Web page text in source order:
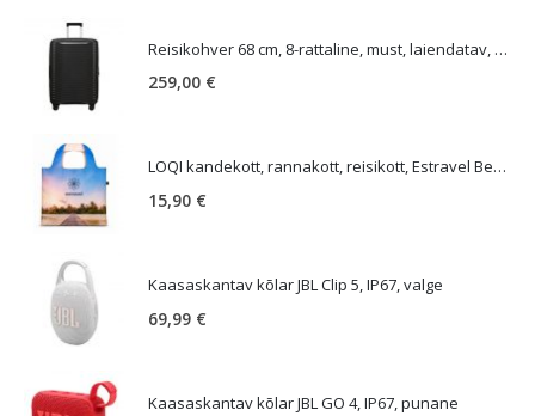
Reisikohver 68 cm, 8-rattaline, must, laiendatav, TSA koodlukk, Samsonite Upscape
259,00 €
LOQI kandekott, rannakott, reisikott, Estravel Beach Bag
15,90 €
Kaasaskantav kõlar JBL Clip 5, IP67, valge
69,99 €
Kaasaskantav kõlar JBL GO 4, IP67, punane